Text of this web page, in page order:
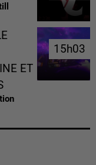
ET
15h03
15h03